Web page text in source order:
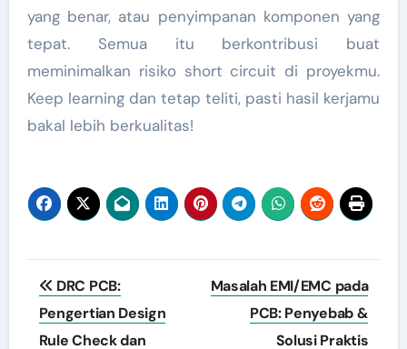
yang benar, atau penyimpanan komponen yang
tepat. Semua itu berkontribusi buat
meminimalkan risiko short circuit di proyekmu.
Keep learning dan tetap teliti, pasti hasil kerjamu
bakal lebih berkualitas!
Post
navigation
DRC PCB:
Pengertian Design
Rule Check dan
Masalah EMI/EMC pada
PCB: Penyebab &
Solusi Praktis